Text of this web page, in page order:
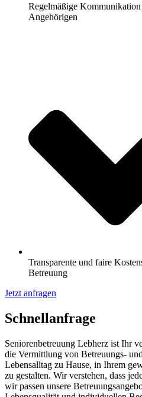
Regelmäßige
Angehörigen
Transparente und faire
Betreuung
Jetzt anfragen
Schnell­anfrage
Seniorenbetreuung Lebherz ist Ihr
die Vermittlung von Betreuungs-
Lebensalltag zu Hause, in Ihrem
zu gestalten. Wir verstehen, dass
wir passen unsere